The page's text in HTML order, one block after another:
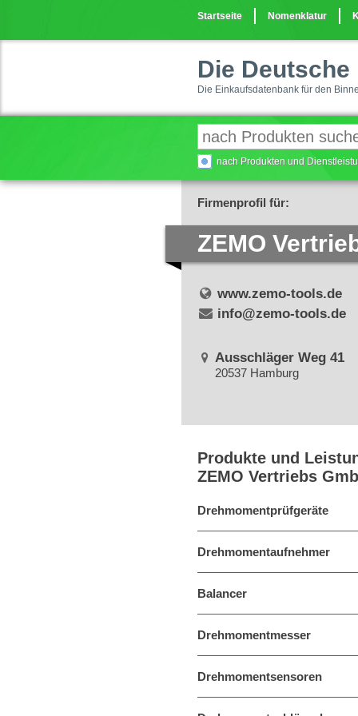
Startseite Nomenklatur
Die
Die Einkaufsdatenbank für den
nach Produkten und
Firmenprofil für:
ZEMO
www.zemo-tools.de
info@zemo-tools.de
Ausschläger Weg 41
20537 Hamburg
Produkte und
ZEMO Vertriebs
Drehmomentprüfgeräte
Drehmomentaufnehmer
Balancer
Drehmomentmesser
Drehmomentsensoren